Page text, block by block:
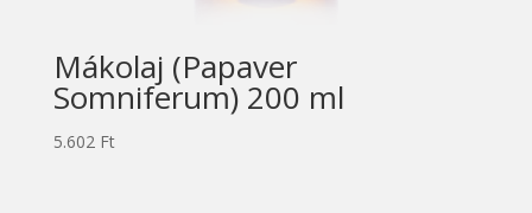
Mákolaj (Papaver
Somniferum) 200 ml
5.602 Ft